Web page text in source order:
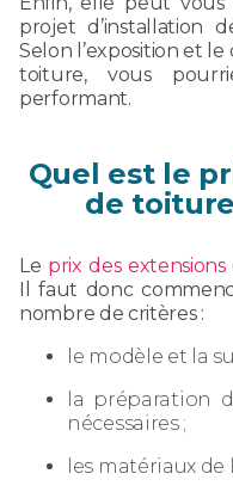
projet d’installation
Selon l’exposition et
toiture, vous
performant.
Quel est le
de
Le prix des extensions
Il faut donc
nombre de critères :
le modèle et la
la préparation
nécessaires ;
les matériaux de